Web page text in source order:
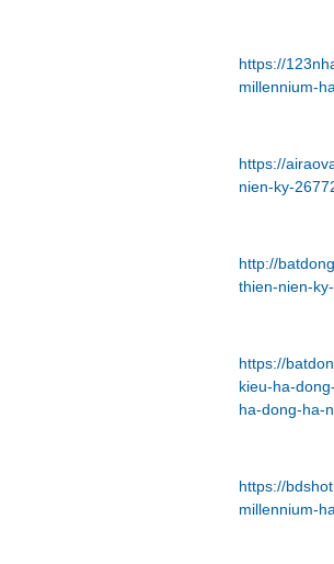
https://
millennium-
https://
nien-ky-
http://
thien-nien-
https://
kieu-ha-
ha-dong-ha-
https://
millennium-